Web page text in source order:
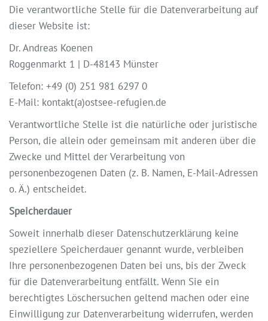
Die verantwortliche Stelle für die Datenverarbeitung auf
dieser Website ist:
Dr. Andreas Koenen
Roggenmarkt 1 | D-48143 Münster
Telefon: +49 (0) 251 981 6297 0
E-Mail: kontakt(a)ostsee-refugien.de
Verantwortliche Stelle ist die natürliche oder juristische
Person, die allein oder gemeinsam mit anderen über die
Zwecke und Mittel der Verarbeitung von
personenbezogenen Daten (z. B. Namen, E-Mail-Adressen
o. Ä.) entscheidet.
Speicherdauer
Soweit innerhalb dieser Datenschutzerklärung keine
speziellere Speicherdauer genannt wurde, verbleiben
Ihre personenbezogenen Daten bei uns, bis der Zweck
für die Datenverarbeitung entfällt. Wenn Sie ein
berechtigtes Löschersuchen geltend machen oder eine
Einwilligung zur Datenverarbeitung widerrufen, werden